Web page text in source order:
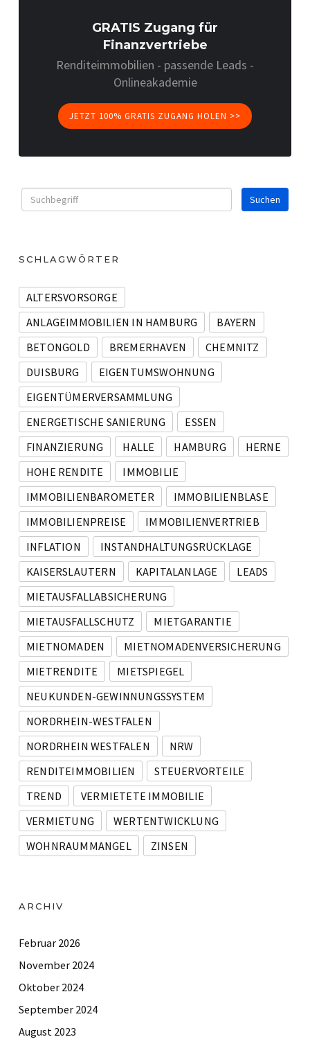
GRATIS Zugang für
Finanzvertriebe
Renditeimmobilien - passende Leads -
Onlineakademie
JETZT 100% GRATIS ZUGANG HOLEN >>
SCHLAGWÖRTER
ALTERSVORSORGE
ANLAGEIMMOBILIEN IN HAMBURG
BAYERN
BETONGOLD
BREMERHAVEN
CHEMNITZ
DUISBURG
EIGENTUMSWOHNUNG
EIGENTÜMERVERSAMMLUNG
ENERGETISCHE SANIERUNG
ESSEN
FINANZIERUNG
HALLE HAMBURG
HERNE
HOHE RENDITE
IMMOBILIE
IMMOBILIENBAROMETER
IMMOBILIENBLASE
IMMOBILIENPREISE
IMMOBILIENVERTRIEB
INFLATION
INSTANDHALTUNGSRÜCKLAGE
KAISERSLAUTERN
KAPITALANLAGE
LEADS
MIETAUSFALLABSICHERUNG
MIETAUSFALLSCHUTZ
MIETGARANTIE
MIETNOMADEN
MIETNOMADENVERSICHERUNG
MIETRENDITE
MIETSPIEGEL
NEUKUNDEN-GEWINNUNGSSYSTEM
NORDRHEIN-WESTFALEN
NORDRHEIN WESTFALEN
NRW
RENDITEIMMOBILIEN
STEUERVORTEILE
TREND
VERMIETETE IMMOBILIE
VERMIETUNG
WERTENTWICKLUNG
WOHNRAUMMANGEL
ZINSEN
ARCHIV
Februar 2026
November 2024
Oktober 2024
September 2024
August 2023